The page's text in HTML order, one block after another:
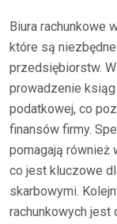
Biura rachunkowe
które są niezbędne
przedsiębiorstw.
prowadzenie
podatkowej, co
finansów firmy.
pomagają również
co jest kluczowe
skarbowymi.
rachunkowych jest